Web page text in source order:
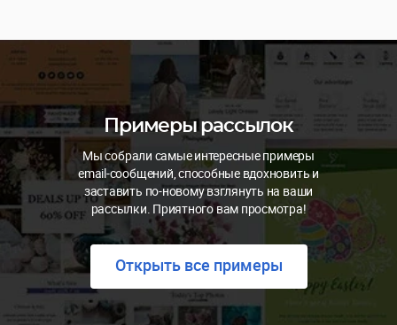
Примеры рассылок
Мы собрали самые интересные примеры
email-сообщений, способные вдохновить и
заставить по-новому взглянуть на ваши
рассылки. Приятного вам просмотра!
Открыть все примеры